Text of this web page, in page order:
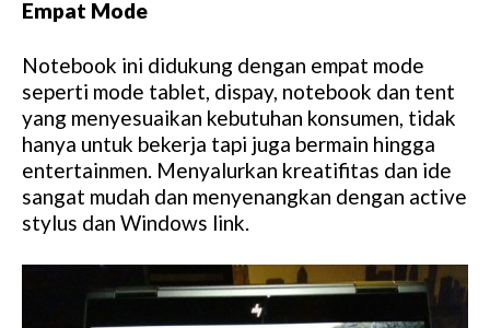
Empat Mode
Notebook ini didukung dengan empat mode
seperti mode tablet, dispay, notebook dan tent
yang menyesuaikan kebutuhan konsumen, tidak
hanya untuk bekerja tapi juga bermain hingga
entertainmen. Menyalurkan kreatifitas dan ide
sangat mudah dan menyenangkan dengan active
stylus dan Windows link.